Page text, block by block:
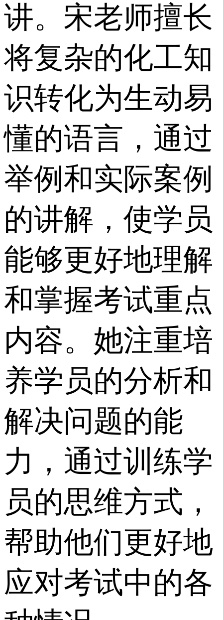
讲。宋老师擅长
将复杂的化工知
识转化为生动易
懂的语言，通过
举例和实际案例
的讲解，使学员
能够更好地理解
和掌握考试重点
内容。她注重培
养学员的分析和
解决问题的能
力，通过训练学
员的思维方式，
帮助他们更好地
应对考试中的各